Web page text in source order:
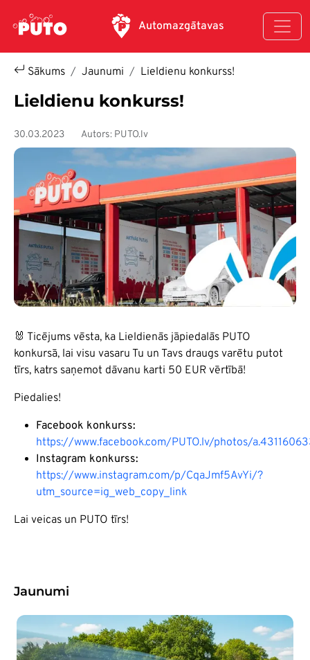
Automazgātavas
Sākums Jaunumi Lieldienu konkurss!
Lieldienu konkurss!
30.03.2023 Autors: PUTO.lv
🐰 Ticējums vēsta, ka Lieldienās jāpiedalās PUTO
konkursā, lai visu vasaru Tu un Tavs draugs varētu putot
tīrs, katrs saņemot dāvanu karti 50 EUR vērtībā!
Piedalies!
Facebook konkurss:
https://www.facebook.com/PUTO.lv/photos/
Instagram konkurss:
https://www.instagram.com/p/CqaJmf5AvYi/?
utm_source=ig_web_copy_link
Lai veicas un PUTO tīrs!
Jaunumi
Attēls